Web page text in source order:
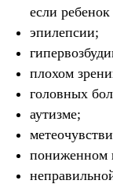
если
эпилепсии;
плохом
головных
аутизме;
пониженном